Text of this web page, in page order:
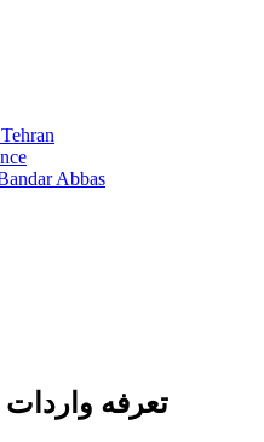
Abbas
تعرفه واردات